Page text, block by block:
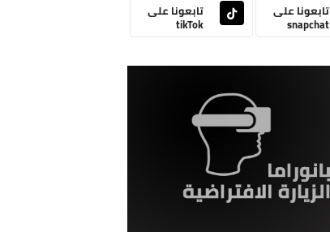
تابعونا على
snapchat
تابعونا على
tikTok